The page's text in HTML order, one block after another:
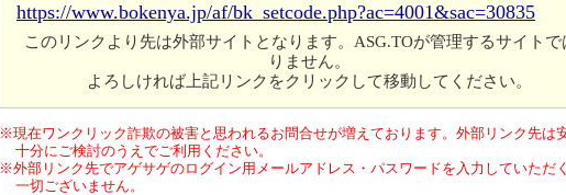
https://www.bokenya.jp/af/bk_setcode.php?ac=4001&sac=30835
このリンクより先は外部サイトとなります。ASG.TOが管理するサイトで
りません。
よろしければ上記リンクをクリックして移動してください。
※現在ワンクリック詐欺の被害と思われるお問合せが増えております。外部リンク先は
十分にご検討のうえでご利用ください。
※外部リンク先でアゲサゲのログイン用メールアドレス・パスワードを入力していただ
一切ございません。